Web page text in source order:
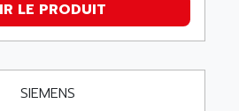
LE PRODUIT